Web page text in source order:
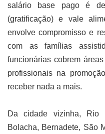
salário base pago é
(gratificação) e vale
envolve compromisso e
com as famílias
funcionárias cobrem
profissionais na
receber nada a mais.
Da cidade vizinha, Rio
Bolacha, Bernadete, São